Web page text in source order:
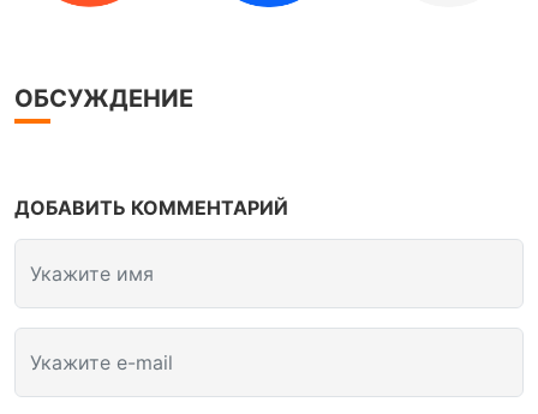
ОБСУЖДЕНИЕ
ДОБАВИТЬ КОММЕНТАРИЙ
Укажите имя
Укажите e-mail